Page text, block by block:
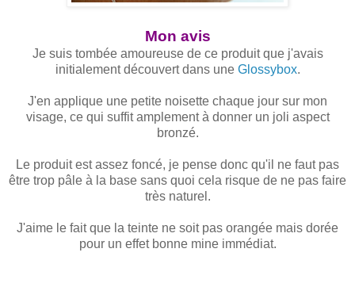
Mon avis
Je suis tombée amoureuse de ce produit que j'avais
initialement découvert dans une Glossybox.
J'en applique une petite noisette chaque jour sur mon
visage, ce qui suffit amplement à donner un joli aspect
bronzé.
Le produit est assez foncé, je pense donc qu'il ne faut pas
être trop pâle à la base sans quoi cela risque de ne pas faire
très naturel.
J'aime le fait que la teinte ne soit pas orangée mais dorée
pour un effet bonne mine immédiat.